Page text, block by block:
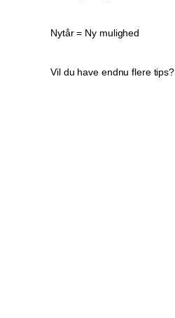
Nytår = Ny mulighed
Vil du have endnu flere tips?